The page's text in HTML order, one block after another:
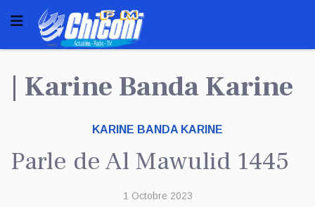
| Karine Banda Karine
KARINE BANDA KARINE
Parle de Al Mawulid 1445
1 Octobre 2023